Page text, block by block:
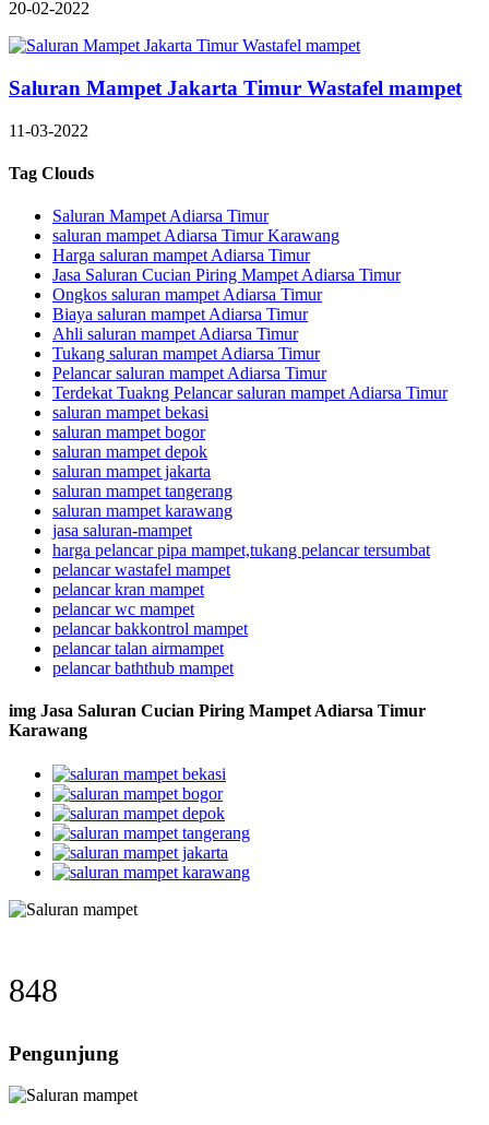
20-02-2022
Saluran Mampet Jakarta Timur Wastafel mampet
11-03-2022
Tag Clouds
Saluran Mampet Adiarsa Timur
saluran mampet Adiarsa Timur Karawang
Harga saluran mampet Adiarsa Timur
Jasa Saluran Cucian Piring Mampet Adiarsa Timur
Ongkos saluran mampet Adiarsa Timur
Biaya saluran mampet Adiarsa Timur
Ahli saluran mampet Adiarsa Timur
Tukang saluran mampet Adiarsa Timur
Pelancar saluran mampet Adiarsa Timur
Terdekat Tuakng Pelancar saluran mampet Adiarsa Timur
saluran mampet bekasi
saluran mampet bogor
saluran mampet depok
saluran mampet jakarta
saluran mampet tangerang
saluran mampet karawang
jasa saluran-mampet
harga pelancar pipa mampet,tukang pelancar tersumbat
pelancar wastafel mampet
pelancar kran mampet
pelancar wc mampet
pelancar bakkontrol mampet
pelancar talan airmampet
pelancar baththub mampet
img Jasa Saluran Cucian Piring Mampet Adiarsa Timur
Karawang
848
Pengunjung